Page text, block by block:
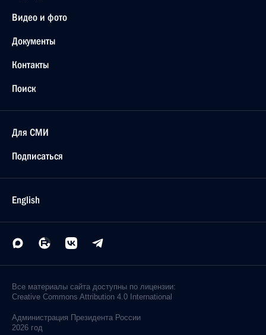
Видео и фото
Документы
Контакты
Поиск
Для СМИ
Подписаться
English
Все материалы сайта доступны по лицензии:
Creative Commons Attribution 4.0 International
Администрация Президента России
2026 год